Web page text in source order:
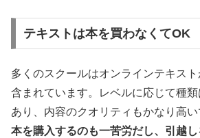
テキストは本を買わなくてOK
多くのスクールはオンラインテキス
含まれています。レベルに応じて種
あり、内容のクオリティもかなり高い
本を購入するのも一苦労だし、引越